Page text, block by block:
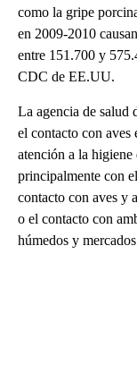
como la gripe
en 2009-2010
entre 151.700 y
CDC de EE.UU.
La agencia de salud
el contacto con aves
atención a la higiene
principalmente con
contacto con aves y
o el contacto con
húmedos y